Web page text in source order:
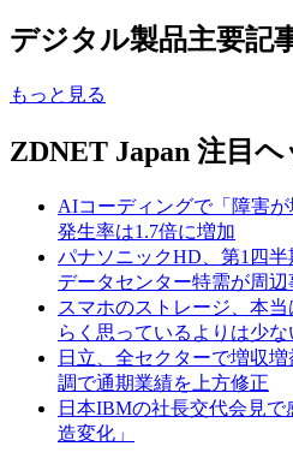
デジタル製品主要記
もっと見る
ZDNET Japan 注目
AIコーディングで「障害
発生率は1.7倍に増加
パナソニックHD、第1四半
データセンター特需が周辺
スマホのストレージ、本
らく思っているよりは少な
日立、全セクターで増収
調で通期業績を上方修正
日本IBMの社長交代会見
造変化」